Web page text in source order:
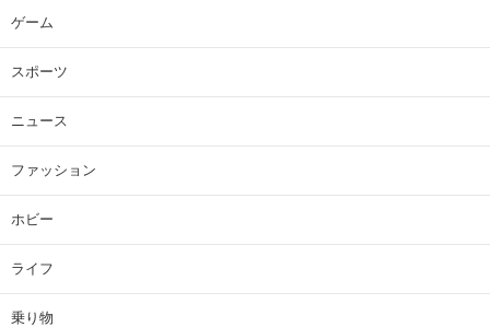
ゲーム
スポーツ
ニュース
ファッション
ホビー
ライフ
乗り物